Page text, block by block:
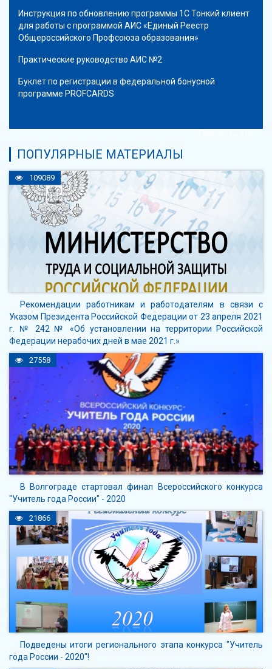
Инструкция по обновлению программы 1С Тонкий клиент
для работы с программой АИС «Единый Реестр
Общероссийского Профсоюза образования»
Практические руководство АИС №2
Буклет по регистрации в федеральной бонусной
программе PROFCARDS
ПОПУЛЯРНЫЕ МАТЕРИАЛЫ
109089
Рекомендации работникам и работодателям в связи с
Указом Президента Российской Федерации от 23 апреля 2021
г. № 242 № «Об установлении на территории Российской
Федерации нерабочих дней в мае 2021 г.»
27558
В Волгограде стартовал финал Всероссийского конкурса
"Учитель года России" - 2020
21866
Подведены итоги регионального этапа конкурса "Учитель
года России - 2020"!